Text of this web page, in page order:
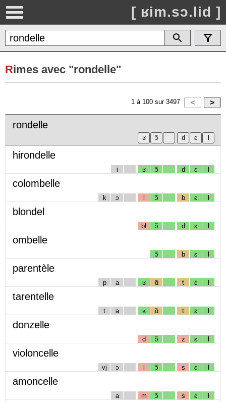
[ ʁim.sɔ.lid ]
Rimes avec "rondelle"
1 à 100 sur 3497
rondelle
hirondelle
i ʁ ɔ̃ d ɛ l
colombelle
k ɔ l ɔ̃ b ɛ l
blondel
bl ɔ̃ d ɛ l
ombelle
ɔ̃ b ɛ l
parentèle
p a ʁ ɑ̃ t ɛ l
tarentelle
t a ʁ ɑ̃ t ɛ l
donzelle
d ɔ̃ z ɛ l
violoncelle
vj ɔ l ɔ̃ s ɛ l
amoncelle
a m ɔ̃ s ɛ l